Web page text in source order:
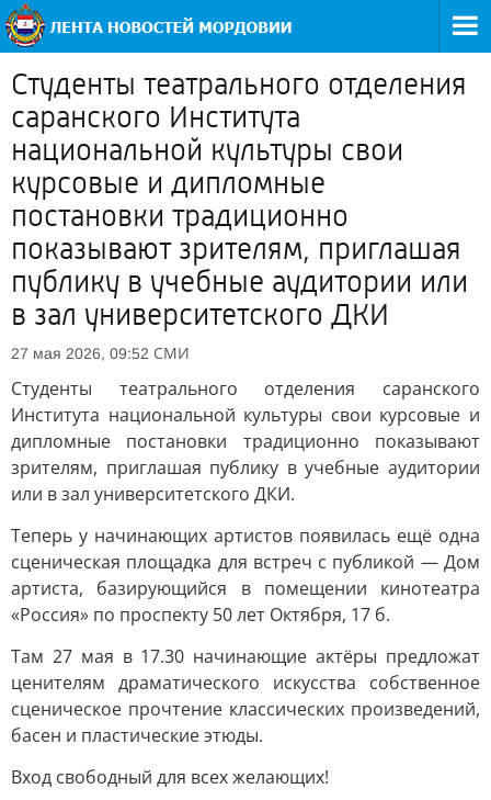
Студенты театрального отделения
саранского Института
национальной культуры свои
курсовые и дипломные
постановки традиционно
показывают зрителям, приглашая
публику в учебные аудитории или
в зал университетского ДКИ
27 мая 2026, 09:52 СМИ
Студенты театрального отделения саранского
Института национальной культуры свои курсовые и
дипломные постановки традиционно показывают
зрителям, приглашая публику в учебные аудитории
или в зал университетского ДКИ.
Теперь у начинающих артистов появилась ещё одна
сценическая площадка для встреч с публикой — Дом
артиста, базирующийся в помещении кинотеатра
«Россия» по проспекту 50 лет Октября, 17 б.
Там 27 мая в 17.30 начинающие актёры предложат
ценителям драматического искусства собственное
сценическое прочтение классических произведений,
басен и пластические этюды.
Вход свободный для всех желающих!